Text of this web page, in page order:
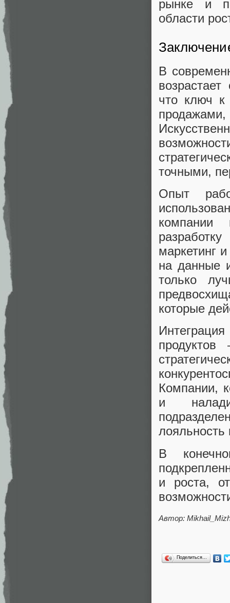
рынке и
области
В
что ключ к
точными,
Опыт
компании
маркетинг
на данные
только
которые
Компании,
и
лояльность
В
и роста,
Автор:
Поделиться…